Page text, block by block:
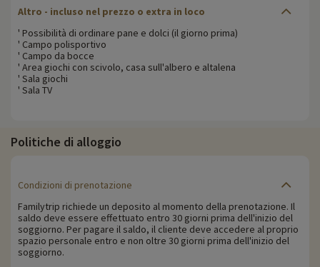
Altro - incluso nel prezzo o extra in loco
' Possibilità di ordinare pane e dolci (il giorno prima)
' Campo polisportivo
' Campo da bocce
' Area giochi con scivolo, casa sull'albero e altalena
' Sala giochi
' Sala TV
Politiche di alloggio
Condizioni di prenotazione
Familytrip richiede un deposito al momento della prenotazione. Il
saldo deve essere effettuato entro 30 giorni prima dell'inizio del
soggiorno. Per pagare il saldo, il cliente deve accedere al proprio
spazio personale entro e non oltre 30 giorni prima dell'inizio del
soggiorno.